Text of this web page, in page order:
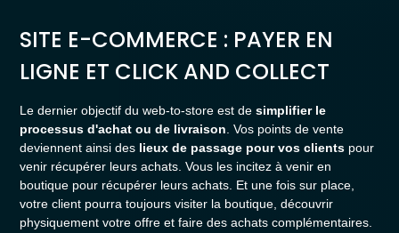
SITE E-COMMERCE : PAYER EN
LIGNE ET CLICK AND COLLECT
Le dernier objectif du web-to-store est desimplifier le
processus d'achat ou de livraison . Vos points de vente
deviennent ainsi des lieux de passage pour vos clients pour
venir récupérer leurs achats. Vous les incitez à venir en
boutique pour récupérer leurs achats. Et une fois sur place,
votre client pourra toujours visiter la boutique, découvrir
physiquement votre offre et faire des achats complémentaires.